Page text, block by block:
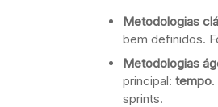
Metodologias
bem definidos.
Metodologias
principal: tempo
sprints.